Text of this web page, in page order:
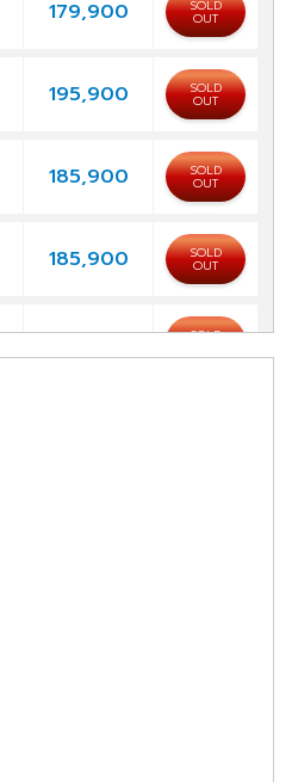
179,900 SOLD
OUT
195,900 SOLD
OUT
185,900 SOLD
OUT
185,900 SOLD
OUT
185,900 SOLD